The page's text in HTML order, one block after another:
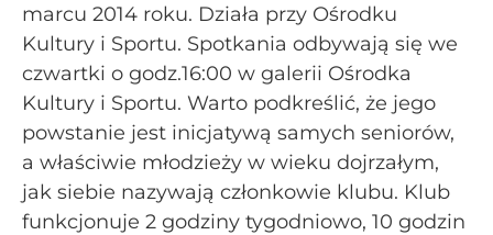
marcu 2014 roku. Działa przy Ośrodku
Kultury i Sportu. Spotkania odbywają się we
czwartki o godz.16:00 w galerii Ośrodka
Kultury i Sportu. Warto podkreślić, że jego
powstanie jest inicjatywą samych seniorów,
a właściwie młodzieży w wieku dojrzałym,
jak siebie nazywają członkowie klubu. Klub
funkcjonuje 2 godziny tygodniowo, 10 godzin